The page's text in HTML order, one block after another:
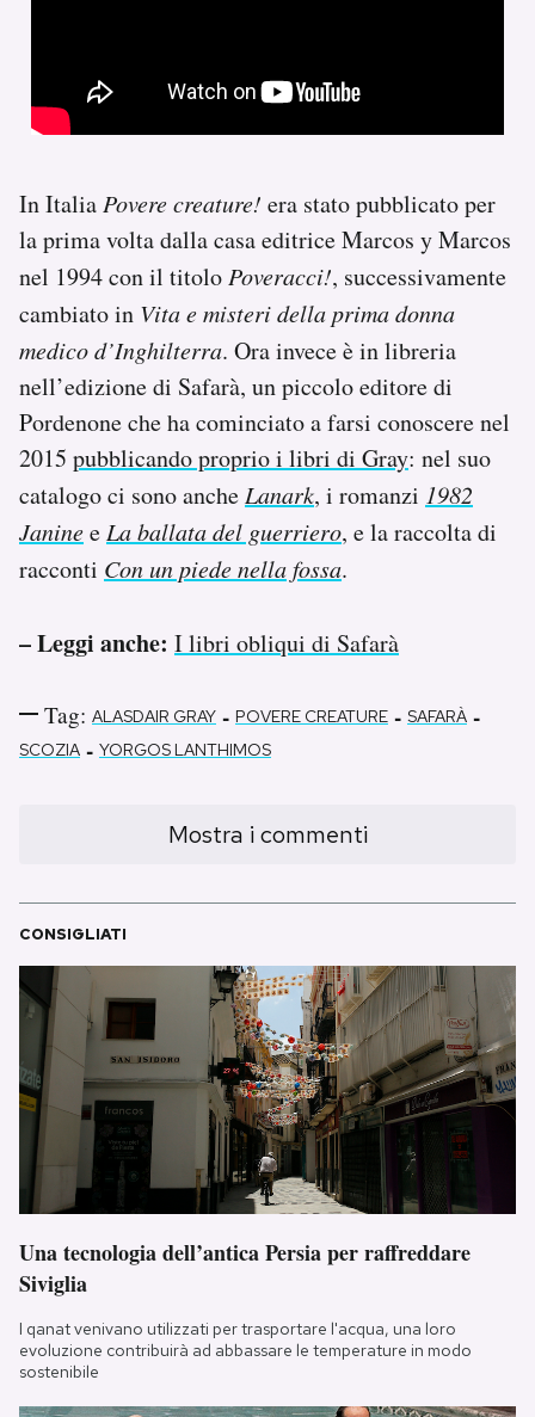
In Italia Povere creature! era stato pubblicato per
la prima volta dalla casa editrice Marcos y Marcos
nel 1994 con il titolo Poveracci!, successivamente
cambiato in Vita e misteri della prima donna
medico d’Inghilterra. Ora invece è in libreria
nell’edizione di Safarà, un piccolo editore di
Pordenone che ha cominciato a farsi conoscere nel
2015 pubblicando proprio i libri di Gray: nel suo
catalogo ci sono anche Lanark, i romanzi 1982
Janinee La ballata del guerriero, e la raccolta di
racconti Con un piede nella fossa.
– Leggi anche: I libri obliqui di Safarà
Tag: ALASDAIR GRAY - POVERE CREATURE - SAFARÀ -
SCOZIA - YORGOS LANTHIMOS
Mostra i commenti
CONSIGLIATI
Una tecnologia dell’antica Persia per raffreddare
Siviglia
I qanat venivano utilizzati per trasportare l'acqua, una loro
evoluzione contribuirà ad abbassare le temperature in modo
sostenibile